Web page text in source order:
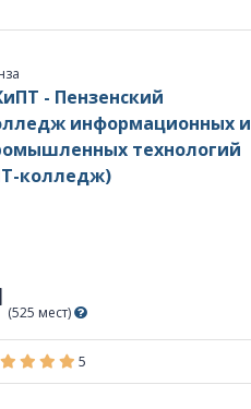
- Пензенский
информационных и
технологий
колледж)
(525 мест)
5